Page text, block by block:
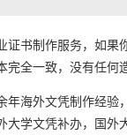
制作服务，如果
全一致，没有任何
外文凭制作经验
大学文凭补办，国